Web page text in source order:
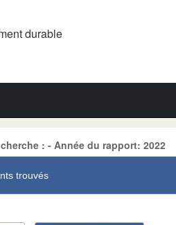
durable
: - Année du rapport: 2022
trouvés